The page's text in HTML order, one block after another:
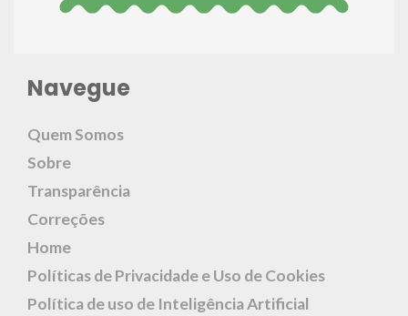
Navegue
Quem Somos
Sobre
Transparência
Correções
Home
Políticas de Privacidade e Uso de Cookies
Política de uso de Inteligência Artificial